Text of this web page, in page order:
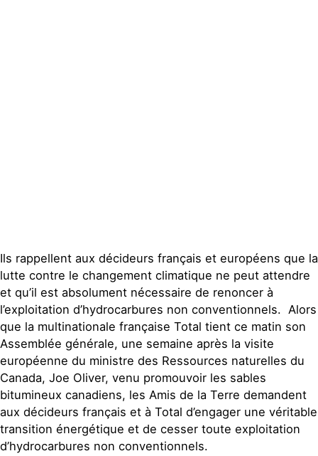
Ils rappellent aux décideurs français et européens que la
lutte contre le changement climatique ne peut attendre
et qu’il est absolument nécessaire de renoncer à
l’exploitation d’hydrocarbures non conventionnels. Alors
que la multinationale française Total tient ce matin son
Assemblée générale, une semaine après la visite
européenne du ministre des Ressources naturelles du
Canada, Joe Oliver, venu promouvoir les sables
bitumineux canadiens, les Amis de la Terre demandent
aux décideurs français et à Total d’engager une véritable
transition énergétique et de cesser toute exploitation
d’hydrocarbures non conventionnels.